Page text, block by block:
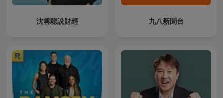
沈雲驄說財經 九八新聞台